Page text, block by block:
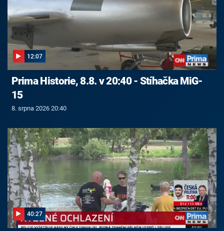
12:07
Prima Historie, 8.8. v 20:40 - Stíhačka MiG-
15
8. srpna 2026 20:40
40:27